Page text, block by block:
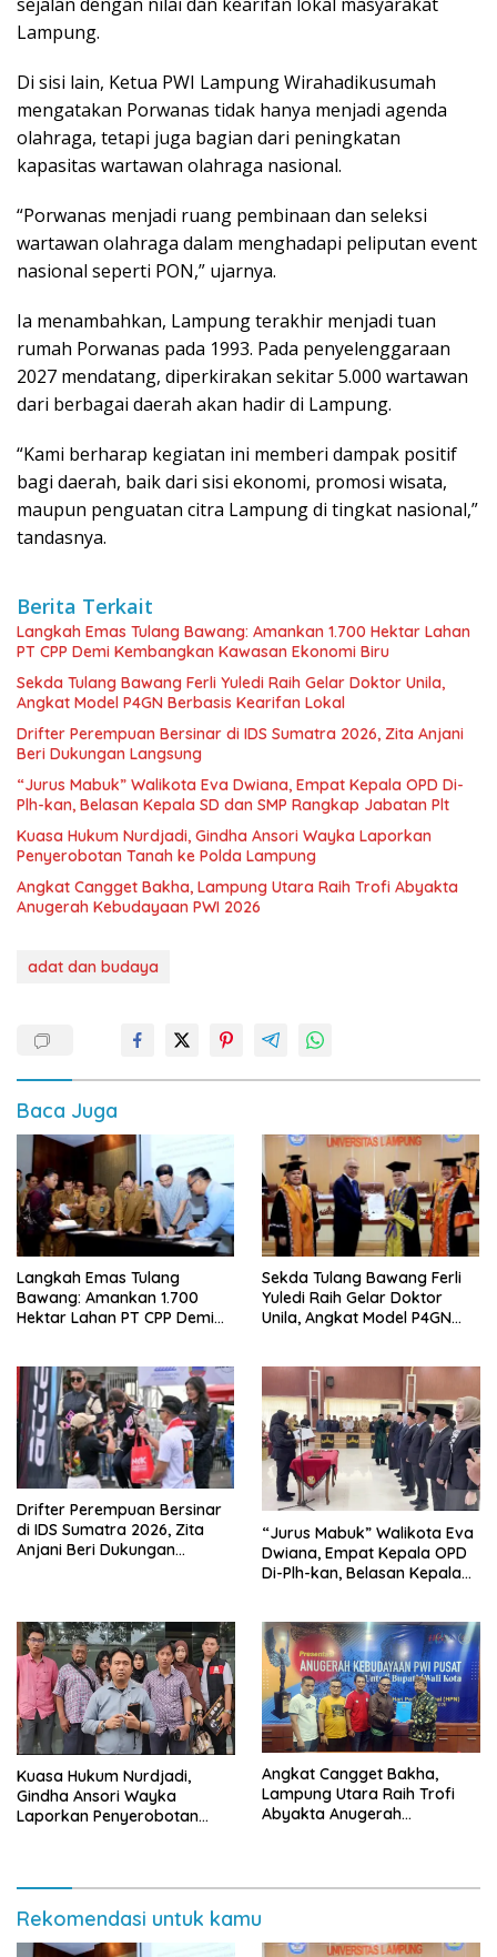
Lampung.
Di sisi lain, Ketua PWI Lampung Wirahadikusumah
mengatakan Porwanas tidak hanya menjadi agenda
olahraga, tetapi juga bagian dari peningkatan
kapasitas wartawan olahraga nasional.
“Porwanas menjadi ruang pembinaan dan seleksi
wartawan olahraga dalam menghadapi peliputan event
nasional seperti PON,” ujarnya.
Ia menambahkan, Lampung terakhir menjadi tuan
rumah Porwanas pada 1993. Pada penyelenggaraan
2027 mendatang, diperkirakan sekitar 5.000 wartawan
dari berbagai daerah akan hadir di Lampung.
“Kami berharap kegiatan ini memberi dampak positif
bagi daerah, baik dari sisi ekonomi, promosi wisata,
maupun penguatan citra Lampung di tingkat nasional,”
tandasnya.
Berita Terkait
Langkah Emas Tulang Bawang: Amankan 1.700 Hektar Lahan
PT CPP Demi Kembangkan Kawasan Ekonomi Biru
Sekda Tulang Bawang Ferli Yuledi Raih Gelar Doktor Unila,
Angkat Model P4GN Berbasis Kearifan Lokal
Drifter Perempuan Bersinar di IDS Sumatra 2026, Zita Anjani
Beri Dukungan Langsung
“Jurus Mabuk” Walikota Eva Dwiana, Empat Kepala OPD Di-
Plh-kan, Belasan Kepala SD dan SMP Rangkap Jabatan Plt
Kuasa Hukum Nurdjadi, Gindha Ansori Wayka Laporkan
Penyerobotan Tanah ke Polda Lampung
Angkat Cangget Bakha, Lampung Utara Raih Trofi Abyakta
Anugerah Kebudayaan PWI 2026
adat dan budaya
Baca Juga
Langkah Emas Tulang
Bawang: Amankan 1.700
Hektar Lahan PT CPP Demi
Sekda Tulang Bawang Ferli
Yuledi Raih Gelar Doktor
Unila, Angkat Model P4GN
Drifter Perempuan Bersinar
di IDS Sumatra 2026, Zita
Anjani Beri Dukungan
“Jurus Mabuk” Walikota Eva
Dwiana, Empat Kepala OPD
Di-Plh-kan, Belasan Kepala
Kuasa Hukum Nurdjadi,
Gindha Ansori Wayka
Laporkan Penyerobotan
Angkat Cangget Bakha,
Lampung Utara Raih Trofi
Abyakta Anugerah
Rekomendasi untuk kamu